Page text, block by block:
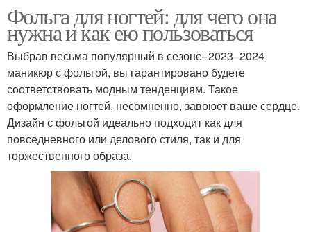
Фольга для ногтей: для чего она
нужна и как ею пользоваться
Выбрав весьма популярный в сезоне–2023–2024
маникюр с фольгой, вы гарантировано будете
соответствовать модным тенденциям. Такое
оформление ногтей, несомненно, завоюет ваше сердце.
Дизайн с фольгой идеально подходит как для
повседневного или делового стиля, так и для
торжественного образа.